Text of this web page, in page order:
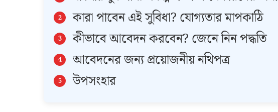
​কারা পাবেন এই সুবিধা? যোগ্যতার মাপকাঠি
কীভাবে আবেদন করবেন? জেনে নিন পদ্ধতি
​আবেদনের জন্য প্রয়োজনীয় নথিপত্র
​উপসংহার